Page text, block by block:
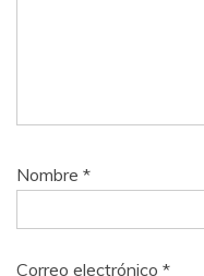
Nombre *
Correo electrónico *